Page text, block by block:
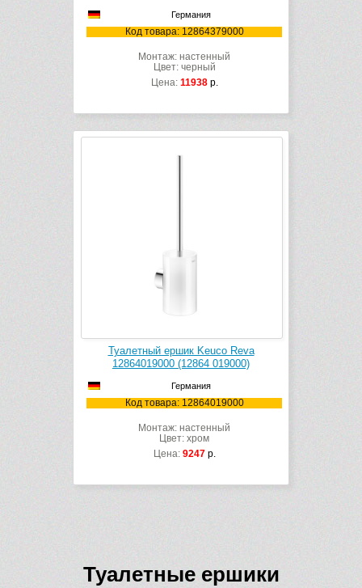
Германия
Код товара: 12864379000
Монтаж: настенный
Цвет: черный
Цена: 11938р.
Туалетный ершик Keuco Reva
12864019000 (12864 019000)
Германия
Код товара: 12864019000
Монтаж: настенный
Цвет: хром
Цена: 9247р.
Туалетные ершики